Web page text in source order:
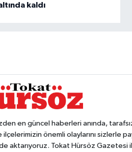
kaldı
en güncel haberleri anında,
ilçelerimizin önemli olaylarını sizlerle
aktarıyoruz. Tokat Hürsöz